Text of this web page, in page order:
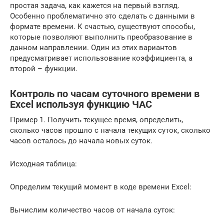
простая задача, как кажется на первый взгляд.
Особенно проблематично это сделать с данными в
формате времени. К счастью, существуют способы,
которые позволяют выполнить преобразование в
данном направлении. Один из этих вариантов
предусматривает использование коэффициента, а
второй – функции.
Контроль по часам суточного времени в
Excel используя функцию ЧАС
Пример 1. Получить текущее время, определить,
сколько часов прошло с начала текущих суток, сколько
часов осталось до начала новых суток.
Исходная таблица:
Определим текущий момент в коде времени Excel:
Вычислим количество часов от начала суток: